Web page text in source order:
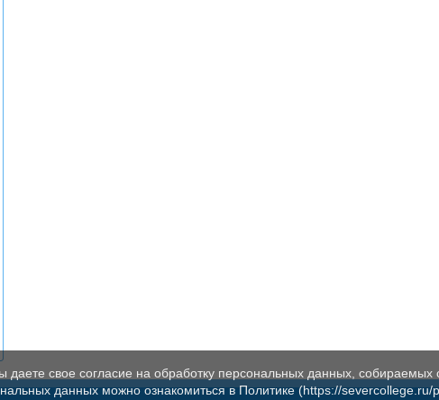
даете свое согласие на обработку персональных данных,
данных можно ознакомиться в Политике (https://